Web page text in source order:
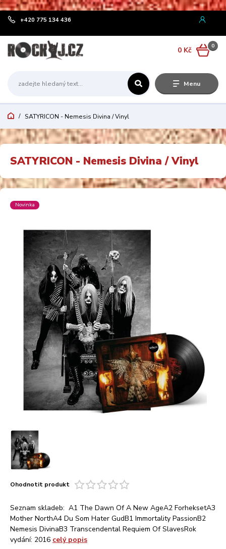
¨
Menu
+420 775 134 436
0
0 Kč
SATYRICON - Nemesis Divina / Vinyl
SATYRICON - Nemesis Divina / Vinyl
Novinka
Ohodnotit produkt
Seznam skladeb: A1 The Dawn Of A New AgeA2 ForheksetA3
Mother NorthA4 Du Som Hater GudB1 Immortality PassionB2
Nemesis DivinaB3 Transcendental Requiem Of SlavesRok
vydání: 2016 celý popis